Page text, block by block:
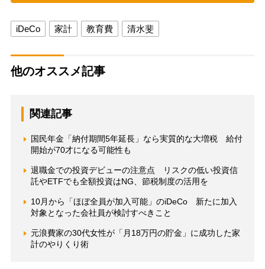
iDeCo 家計 教育費 清水斐
他のオススメ記事
関連記事
国民年金「納付期間5年延長」なら実質的な大増税 給付
開始が70才になる可能性も
退職金での投資デビューの注意点 リスクの低い投資信
託やETFでも全額投資はNG、節税制度の活用を
10月から「ほぼ全員が加入可能」のiDeCo 新たに加入
対象となった会社員が検討すべきこと
元浪費家の30代女性が「月18万円の貯金」に成功した家
計のやりくり術